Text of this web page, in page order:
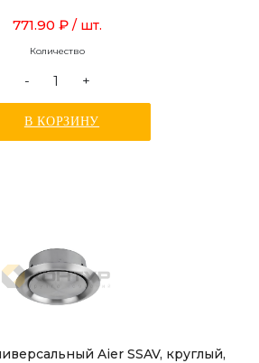
771.90 ₽ / шт.
Количество
- +
В КОРЗИНУ
Aier SSAV, круглый,